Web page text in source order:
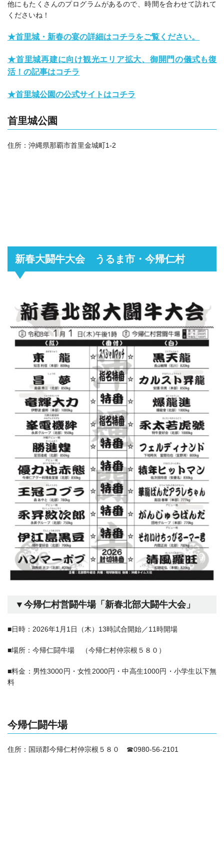
他にもたくさんのプログラムがあるので、時間を合わせて訪れて
くださいね！
★首里城・新春の宴の詳細はコチラをご覧ください。
★首里城再建に向け観光エリア拡大、御開門の儀式も復
活！の記事はコチラ
★首里城公園の公式サイトはコチラ
首里城公園
住所：沖縄県那覇市首里金城町1-2
新春大闘牛大会 うるま市・今帰仁村
▼今帰仁村営闘牛場「 新春北部大闘牛大会」
■日時：2026年1月1日（木）13時試合開始／11時開場
■場所： 今帰仁闘牛場 （今帰仁村仲宗根５８０）
■料金：男性3000円・女性2000円・中高生1000円・小学生以下無
料
今帰仁闘牛場
住所： 国頭郡今帰仁村仲宗根５８０ ☎0980-56-2101